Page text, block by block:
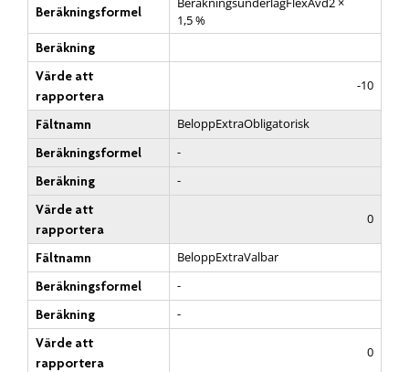
Beräkningsformel
1,5 %
Beräkning
Värde att
rapportera
-10
Fältnamn
BeloppExtraObligatorisk
Beräkningsformel
-
Beräkning
-
Värde att
rapportera
0
Fältnamn
BeloppExtraValbar
Beräkningsformel
-
Beräkning
-
Värde att
rapportera
0